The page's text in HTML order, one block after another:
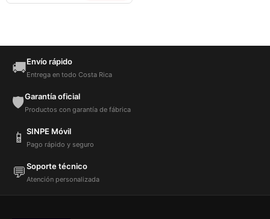
🚚Envío rápido
Entrega en todo Costa Rica
🛡️Garantía oficial
Productos con garantía de fábrica
📱 SINPE Móvil
Pago rápido y seguro
💬Soporte técnico
Atención personalizada